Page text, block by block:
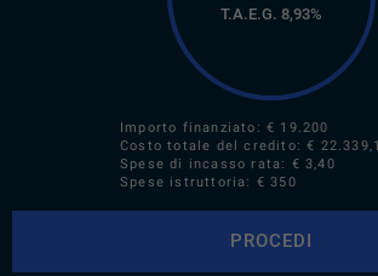
T.A.E.G. 8,93%
Importo finanziato: € 19.200
Costo totale del credito: €
Spese di incasso rata: € 3,40
Spese istruttoria: € 350
PROCEDI